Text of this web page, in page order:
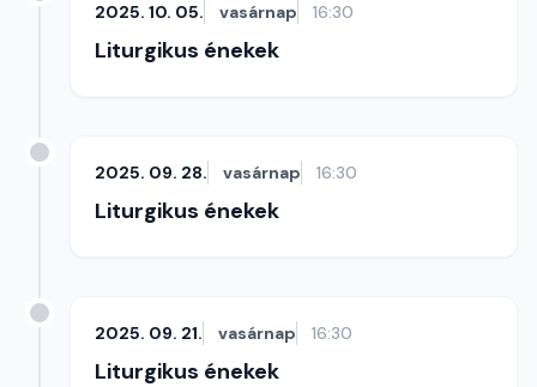
2025. 10. 05. vasárnap 16:30
Liturgikus énekek
2025. 09. 28. vasárnap 16:30
Liturgikus énekek
2025. 09. 21. vasárnap 16:30
Liturgikus énekek